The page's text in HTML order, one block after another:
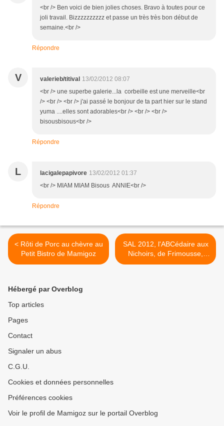
<br /> Ben voici de bien jolies choses. Bravo à toutes pour ce
joli travail. Bizzzzzzzzzz et passe un très très bon début de
semaine.<br />
Répondre
V valerieb/titival 13/02/2012 08:07
<br /> une superbe galerie...la corbeille est une merveille<br
/> <br /> <br /> j'ai passé le bonjour de ta part hier sur le stand
yuma ....elles sont adorables<br /> <br /> <br />
bisousbisous<br />
Répondre
L lacigalepapivore 13/02/2012 01:37
<br /> MIAM MIAM Bisous ANNIE<br />
Répondre
< Rôti de Porc au chèvre au
Petit Bistro de Mamigoz
SAL 2012, l'ABCédaire aux
Nichoirs, de Frimousse,
2ème étape terminée >
Hébergé par Overblog
Top articles
Pages
Contact
Signaler un abus
C.G.U.
Cookies et données personnelles
Préférences cookies
Voir le profil de Mamigoz sur le portail Overblog